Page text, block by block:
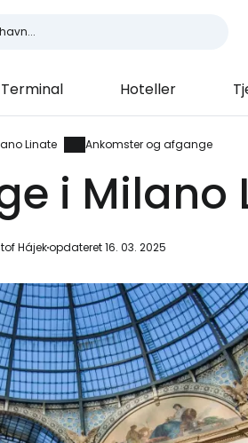
Terminal Hoteller
Linate Ankomster og afgange
i Milano
Hájekopdateret 16. 03. 2025